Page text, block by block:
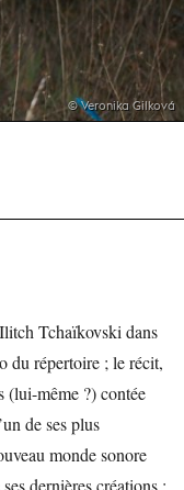
LA
© Veronika Gilková
Tchaïkovski dans
du répertoire ; le récit,
(lui-même ?) contée
de ses plus
monde sonore
dernières créations :